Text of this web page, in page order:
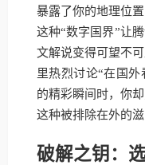
暴露了你的地理位
这种“数字国界”让
文解说变得可望不
里热烈讨论“在国
的精彩瞬间时，你
这种被排除在外的滋
破解之钥：